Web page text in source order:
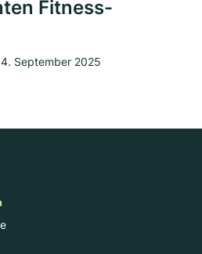
Fitness-
September 2025